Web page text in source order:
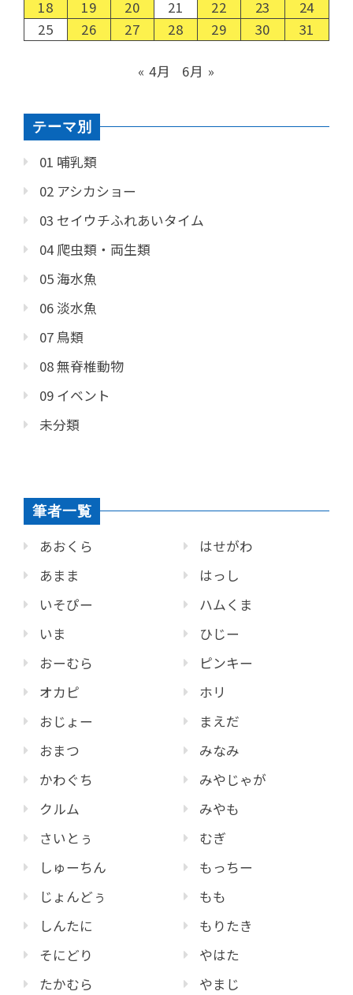
18 19 20 21 22 23
24
25
26 27 28 29 30 31
« 4月 6月 »
テーマ別
01 哺乳類
02 アシカショー
03 セイウチふれあいタイム
04 爬虫類・両生類
05 海水魚
06 淡水魚
07 鳥類
08 無脊椎動物
09 イベント
未分類
筆者一覧
あおくら
あまま
いそぴー
いま
おーむら
オカピ
おじょー
おまつ
かわぐち
クルム
さいとぅ
しゅーちん
じょんどぅ
しんたに
そにどり
たかむら
はせがわ
はっし
ハムくま
ひじー
ピンキー
ホリ
まえだ
みなみ
みやじゃが
みやも
むぎ
もっちー
もも
もりたき
やはた
やまじ